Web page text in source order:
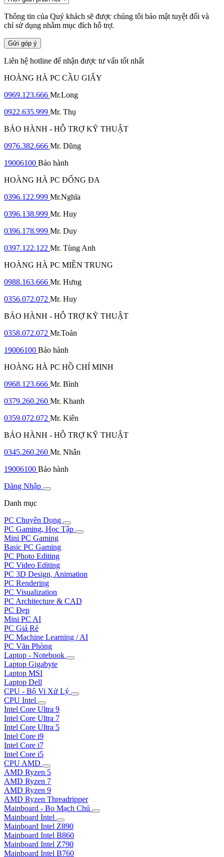
Thông tin của Quý khách sẽ được chúng tôi bảo mật tuyệt đối và
chỉ sử dụng nhằm mục đích hỗ trợ.
Gửi góp ý
Liên hệ hotline để nhận được tư vấn tốt nhất
HOÀNG HÀ PC CẦU GIẤY
0969.123.666 Mr.Long
0922.635.999 Mr. Thụ
BẢO HÀNH - HỖ TRỢ KỸ THUẬT
0976.382.666 Mr. Dũng
19006100 Bảo hành
HOÀNG HÀ PC ĐỐNG ĐA
0396.122.999 Mr.Nghĩa
0396.138.999 Mr. Huy
0396.178.999 Mr. Duy
0397.122.122 Mr. Tùng Anh
HOÀNG HÀ PC MIỀN TRUNG
0988.163.666 Mr. Hưng
0356.072.072 Mr. Huy
BẢO HÀNH - HỖ TRỢ KỸ THUẬT
0358.072.072 Mr.Toản
19006100 Bảo hành
HOÀNG HÀ PC HỒ CHÍ MINH
0968.123.666 Mr. Bình
0379.260.260 Mr. Khanh
0359.072.072 Mr. Kiên
BẢO HÀNH - HỖ TRỢ KỸ THUẬT
0345.260.260 Mr. Nhân
19006100 Bảo hành
Đăng Nhập
Danh mục
PC Chuyên Dụng
PC Gaming, Học Tập
Mini PC Gaming
Basic PC Gaming
PC Photo Editing
PC Video Editing
PC 3D Design, Animation
PC Rendering
PC Visualization
PC Architecture & CAD
PC Đẹp
Mini PC AI
PC Giá Rẻ
PC Machine Learning / AI
PC Văn Phòng
Laptop - Notebook
Laptop Gigabyte
Laptop MSI
Laptop Dell
CPU - Bộ Vi Xử Lý
CPU Intel
Intel Core Ultra 9
Intel Core Ultra 7
Intel Core Ultra 5
Intel Core i9
Intel Core i7
Intel Core i5
CPU AMD
AMD Ryzen 5
AMD Ryzen 7
AMD Ryzen 9
AMD Ryzen Threadripper
Mainboard - Bo Mạch Chủ
Mainboard Intel
Mainboard Intel Z890
Mainboard Intel B860
Mainboard Intel Z790
Mainboard Intel B760